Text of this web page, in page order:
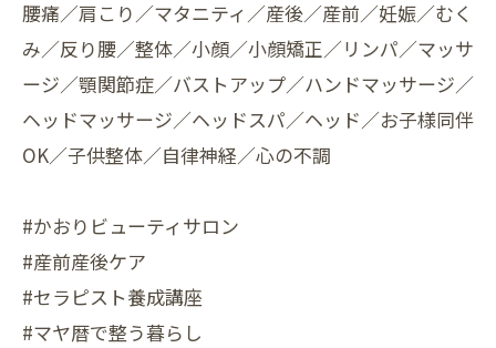
腰痛／肩こり／マタニティ／産後／産前／妊娠／むく
み／反り腰／整体／小顔／小顔矯正／リンパ／マッサ
ージ／顎関節症／バストアップ／ハンドマッサージ／
ヘッドマッサージ／ヘッドスパ／ヘッド／お子様同伴
OK／子供整体／自律神経／心の不調
#かおりビューティサロン
#産前産後ケア
#セラピスト養成講座
#マヤ暦で整う暮らし